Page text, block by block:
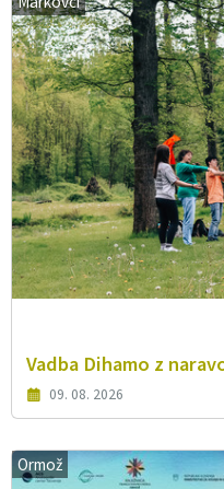
Vadba Dihamo z
09. 08. 2026
Ormož